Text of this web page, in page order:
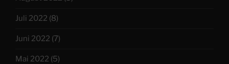
Juli 2022 (8)
Juni 2022 (7)
Mai 2022 (5)